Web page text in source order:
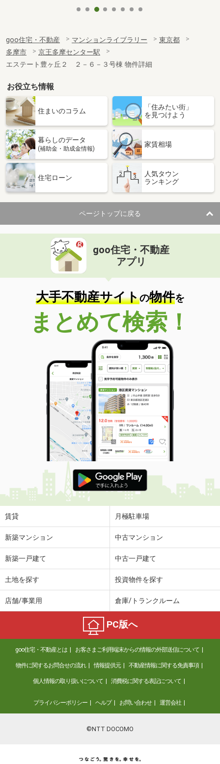
goo住宅・不動産 マンションライブラリー
東京都
多摩市
京王多摩センター駅
エステート豊ヶ丘２ ２－６－３号棟 物件詳細
お役立ち情報
住まいのコラム
「住みたい街」
を見つけよう
暮らしのデータ
(補助金・助成金情報)
家賃相場
住宅ローン
人気タウン
ランキング
ページトップに戻る
goo住宅・不動産
アプリ
大手不動産サイトの物件を
まとめて検索！
賃貸 月極駐車場
新築マンション 中古マンション
新築一戸建て 中古一戸建て
土地を探す 投資物件を探す
店舗/事業用 倉庫/トランクルーム
PC版へ
goo住宅・不動産とは お客さまご利用端末からの情報の外部送信について
物件に関するお問合せの流れ 情報提供元 不動産情報に関する免責事項
個人情報の取り扱いについて 消費税に関する表記について
プライバシーポリシー ヘルプ お問い合わせ 運営会社
©NTT DOCOMO